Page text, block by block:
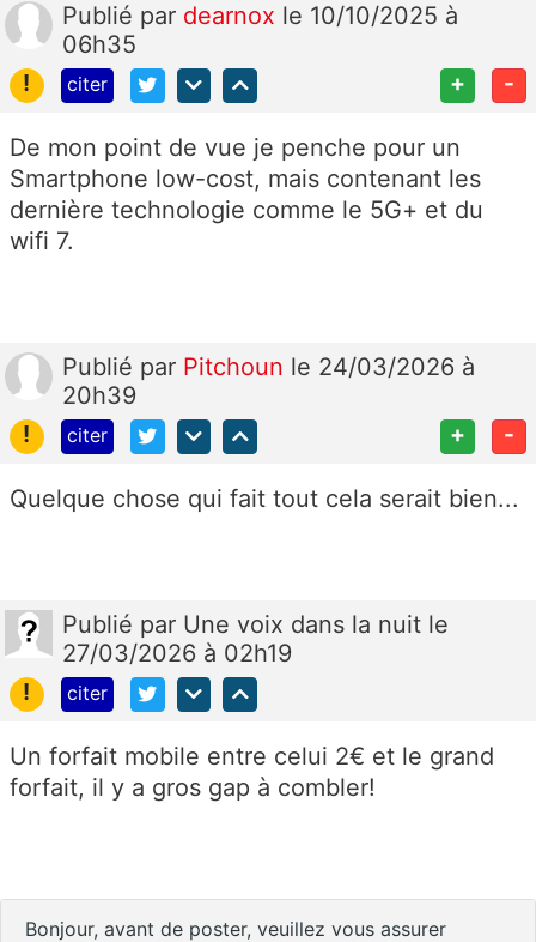
Publié par dearnox le 10/10/2025 à
06h35
!
citer + -
De mon point de vue je penche pour un
Smartphone low-cost, mais contenant les
dernière technologie comme le 5G+ et du
wifi 7.
Publié par Pitchoun le 24/03/2026 à
20h39
!
citer + -
Quelque chose qui fait tout cela serait bien...
Publié par Une voix dans la nuit le
27/03/2026 à 02h19
!
citer
Un forfait mobile entre celui 2€ et le grand
forfait, il y a gros gap à combler!
Bonjour, avant de poster, veuillez vous assurer